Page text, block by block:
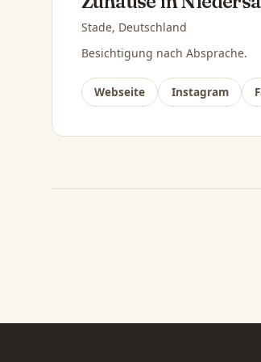
Stade, Deutschland
Besichtigung nach Absprache.
Webseite Instagram